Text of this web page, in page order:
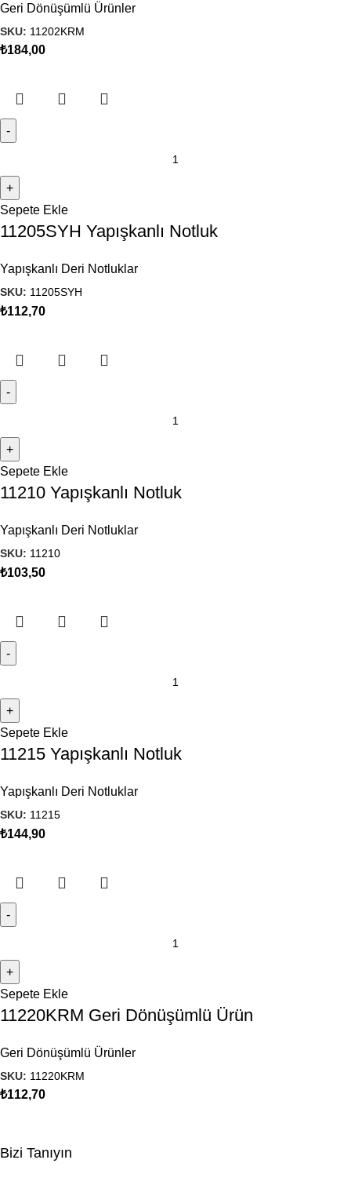
Geri Dönüşümlü Ürünler
SKU: 11202KRM
₺184,00
Sepete Ekle
11205SYH Yapışkanlı Notluk
Yapışkanlı Deri Notluklar
SKU: 11205SYH
₺112,70
Sepete Ekle
11210 Yapışkanlı Notluk
Yapışkanlı Deri Notluklar
SKU: 11210
₺103,50
Sepete Ekle
11215 Yapışkanlı Notluk
Yapışkanlı Deri Notluklar
SKU: 11215
₺144,90
Sepete Ekle
11220KRM Geri Dönüşümlü Ürün
Geri Dönüşümlü Ürünler
SKU: 11220KRM
₺112,70
Bizi Tanıyın